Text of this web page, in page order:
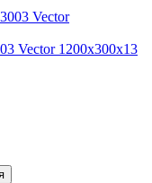
Vector 1200x300x13